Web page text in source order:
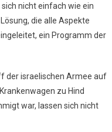
nicht einfach wie ein
die alle Aspekte
ein Programm der
der israelischen Armee auf
zu Hind
war, lassen sich nicht